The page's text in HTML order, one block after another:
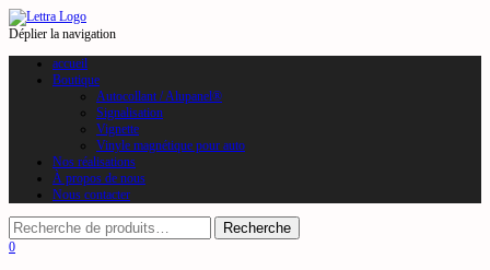
Déplier la navigation
accueil
Boutique
Autocollant / Alupanel®
Signalisation
Vignette
Vinyle magnétique pour auto
Nos réalisations
À propos de nous
Nous contacter
0